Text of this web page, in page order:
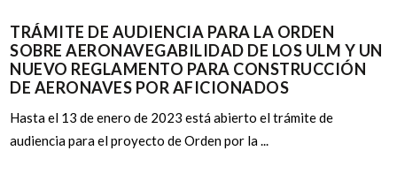
TRÁMITE DE AUDIENCIA PARA LA ORDEN
SOBRE AERONAVEGABILIDAD DE LOS ULM Y UN
NUEVO REGLAMENTO PARA CONSTRUCCIÓN
DE AERONAVES POR AFICIONADOS
Hasta el 13 de enero de 2023 está abierto el trámite de
audiencia para el proyecto de Orden por la ...